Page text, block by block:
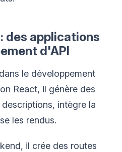
des applications
d'API
le développement
React, il génère des
intègre la
les rendus.
il crée des routes